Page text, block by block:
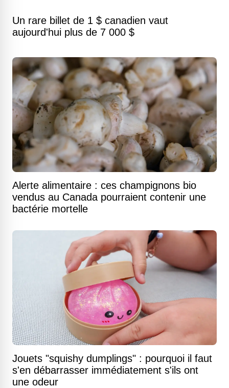
Un rare billet de 1 $ canadien vaut
aujourd'hui plus de 7 000 $
Alerte alimentaire : ces champignons bio
vendus au Canada pourraient contenir une
bactérie mortelle
Jouets "squishy dumplings" : pourquoi il faut
s'en débarrasser immédiatement s'ils ont
une odeur